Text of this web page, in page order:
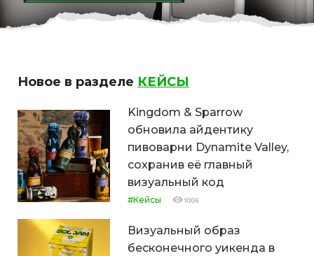
Новое в разделе КЕЙСЫ
Kingdom & Sparrow
обновила айдентику
пивоварни Dynamite Valley,
сохранив её главный
визуальный код
#Кейсы 1006
Визуальный образ
бесконечного уикенда в